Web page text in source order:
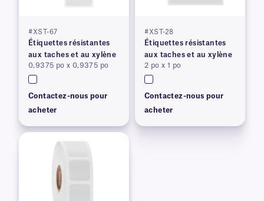
#XST-67
Étiquettes résistantes
aux taches et au xylène
0,9375 po x 0,9375 po
Contactez-nous pour
acheter
#XST-28
Étiquettes résistantes
aux taches et au xylène
2 po x 1 po
Contactez-nous pour
acheter